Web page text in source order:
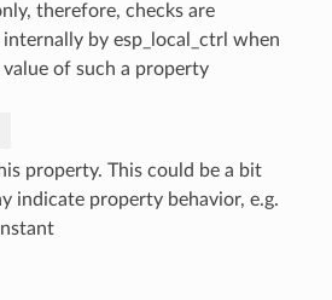
therefore, checks are
by esp_local_ctrl when
of such a property
property. This could be a bit
indicate property behavior, e.g.